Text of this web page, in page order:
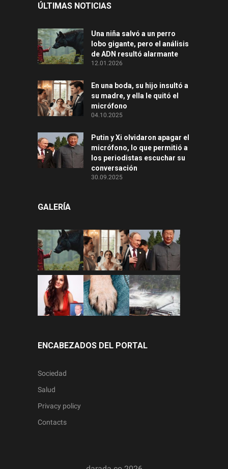
ÚLTIMAS NOTICIAS
Una niña salvó a un perro
lobo gigante, pero el análisis
de ADN resultó alarmante
12.01.2026
En una boda, su hijo insultó a
su madre, y ella le quitó el
micrófono
04.10.2025
Putin y Xi olvidaron apagar el
micrófono, lo que permitió a
los periodistas escuchar su
conversación
30.09.2025
GALERÍA
ENCABEZADOS DEL PORTAL
Sociedad
Salud
Privacy policy
Contacts